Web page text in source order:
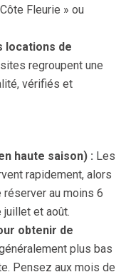
Fleurie » ou
locations de
regroupent une
vérifiés et
haute saison) : Les
rapidement, alors
au moins 6
juillet et août.
obtenir de
plus bas
Pensez aux mois de